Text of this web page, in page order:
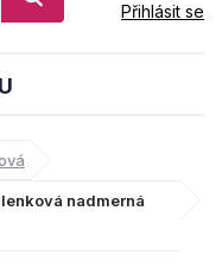
Přihlásit se
nadmerná